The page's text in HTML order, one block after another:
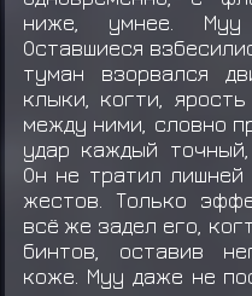
ниже, умнее.
Оставшиеся
туман взорвался
клыки, когти,
между ними, словно
удар каждый
Он не тратил
жестов. Только
всё же задел его,
бинтов, оставив
коже. Муу даже не